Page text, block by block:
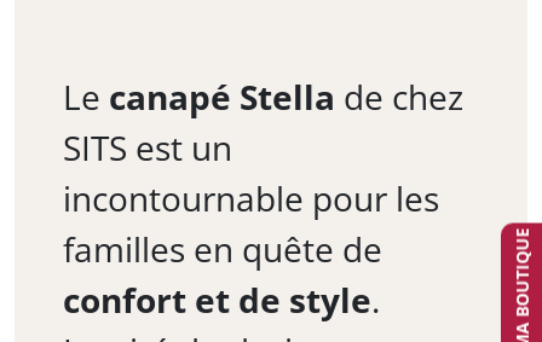
Le canapé Stella de chez
SITS est un
incontournable pour les
familles en quête de
confort et de style.